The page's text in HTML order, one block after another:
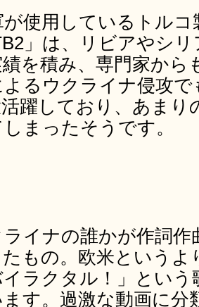
使用しているトルコ
」は、リビアやシ
を積み、専門家から
るウクライナ侵攻
躍しており、あまり
まったそうです。
イナの誰かが作詞
もの。欧米という
ラクタル！」という
す。過激な動画に分